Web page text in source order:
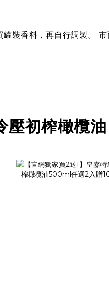
裝香料，再自行調製。
壓初榨橄欖油